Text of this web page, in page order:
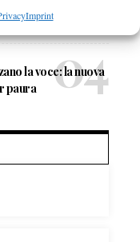
Imprint
la voce: la nuova
paura